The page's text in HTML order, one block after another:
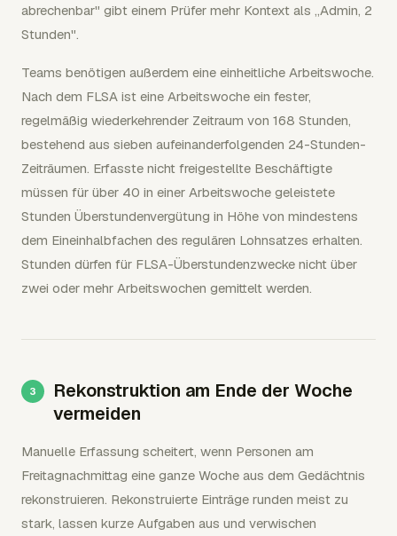
abrechenbar" gibt einem Prüfer mehr Kontext als „Admin, 2
Stunden".
Teams benötigen außerdem eine einheitliche Arbeitswoche.
Nach dem FLSA ist eine Arbeitswoche ein fester,
regelmäßig wiederkehrender Zeitraum von 168 Stunden,
bestehend aus sieben aufeinanderfolgenden 24-Stunden-
Zeiträumen. Erfasste nicht freigestellte Beschäftigte
müssen für über 40 in einer Arbeitswoche geleistete
Stunden Überstundenvergütung in Höhe von mindestens
dem Eineinhalbfachen des regulären Lohnsatzes erhalten.
Stunden dürfen für FLSA-Überstundenzwecke nicht über
zwei oder mehr Arbeitswochen gemittelt werden.
Rekonstruktion am Ende der Woche
vermeiden
Manuelle Erfassung scheitert, wenn Personen am
Freitagnachmittag eine ganze Woche aus dem Gedächtnis
rekonstruieren. Rekonstruierte Einträge runden meist zu
stark, lassen kurze Aufgaben aus und verwischen